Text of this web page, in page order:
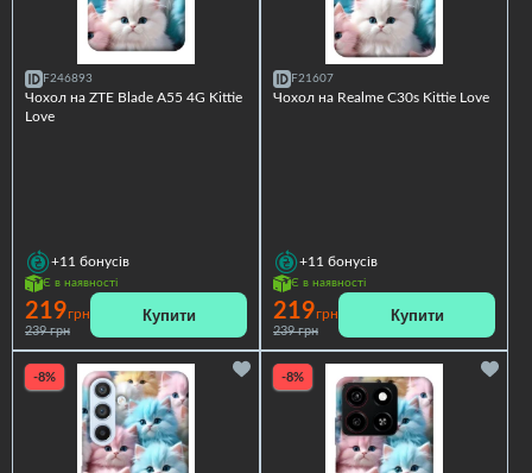
F246893
Чохол на ZTE Blade A55 4G Kittie
Love
+11 бонусів
Є в наявності
219грн
239 грн
Купити
F21607
Чохол на Realme C30s Kittie Love
+11 бонусів
Є в наявності
219грн
239 грн
Купити
-8% -8%